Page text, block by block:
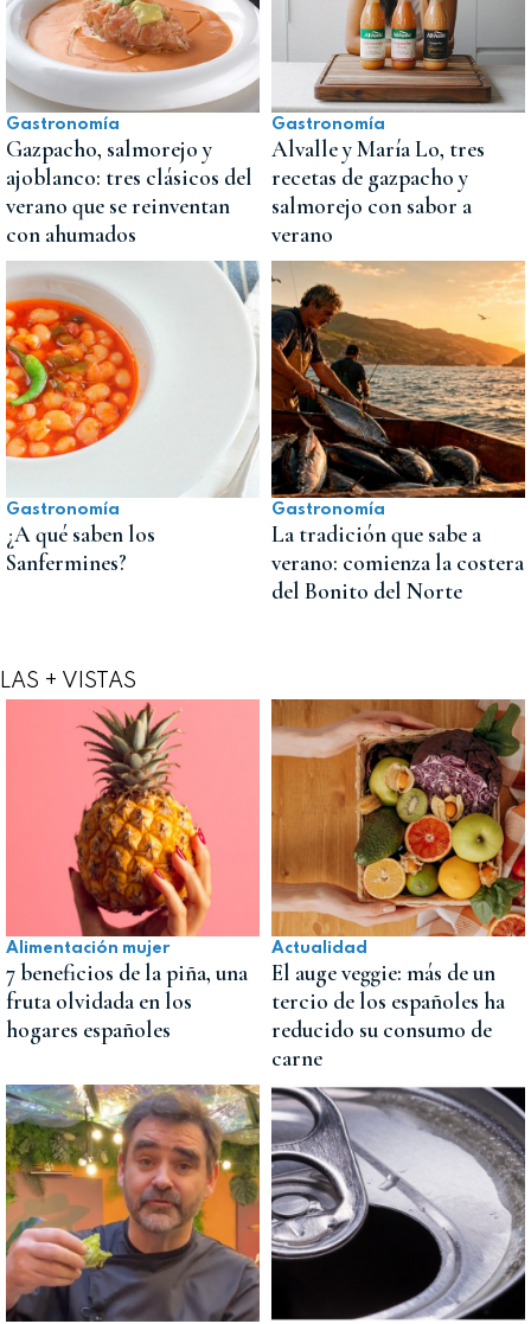
Gastronomía
Gazpacho, salmorejo y
ajoblanco: tres clásicos del
verano que se reinventan
con ahumados
Gastronomía
Alvalle y María Lo, tres
recetas de gazpacho y
salmorejo con sabor a
verano
Gastronomía
¿A qué saben los
Sanfermines?
Gastronomía
La tradición que sabe a
verano: comienza la costera
del Bonito del Norte
LAS + VISTAS
Alimentación mujer
7 beneficios de la piña, una
fruta olvidada en los
hogares españoles
Actualidad
El auge veggie: más de un
tercio de los españoles ha
reducido su consumo de
carne